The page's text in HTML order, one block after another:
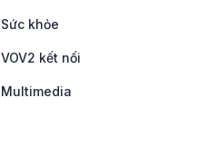
Sức khỏe
VOV2 kết nối
Multimedia